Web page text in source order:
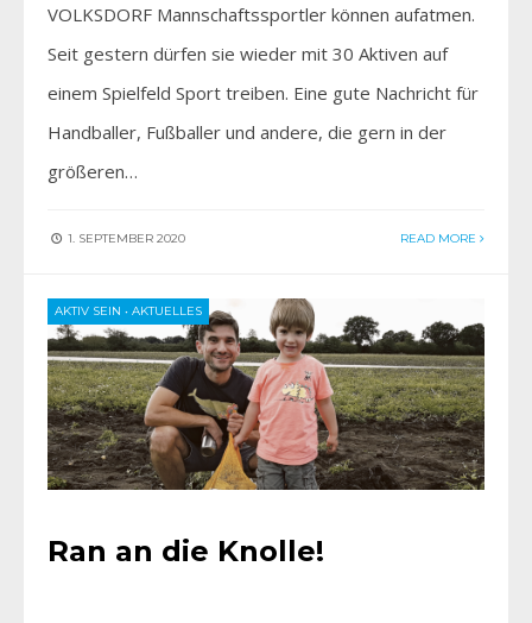
VOLKSDORF Mannschaftssportler können aufatmen.
Seit gestern dürfen sie wieder mit 30 Aktiven auf
einem Spielfeld Sport treiben. Eine gute Nachricht für
Handballer, Fußballer und andere, die gern in der
größeren…
1. SEPTEMBER 2020 READ MORE
AKTIV SEIN • AKTUELLES
Ran an die Knolle!